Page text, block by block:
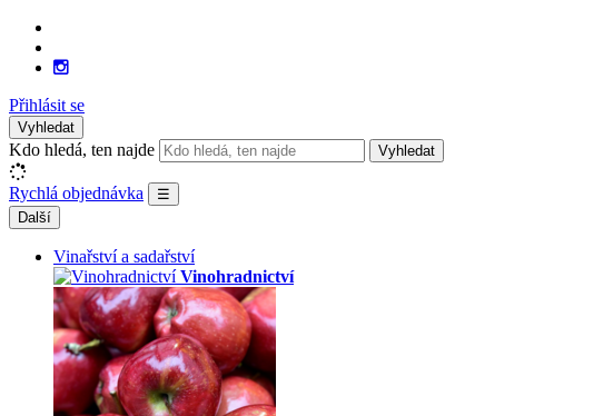
Přihlásit se
Vyhledat
Kdo hledá, ten najde Vyhledat
Rychlá objednávka
☰
Další
Vinařství a sadařství
Vinohradnictví